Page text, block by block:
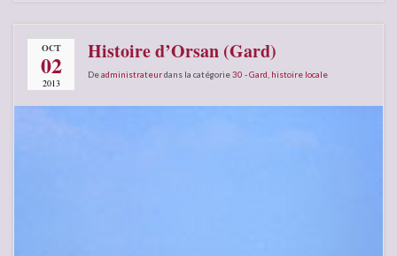
OCT
02
2013
Histoire d’Orsan (Gard)
Deadministrateurdans la catégorie30 - Gard histoire locale